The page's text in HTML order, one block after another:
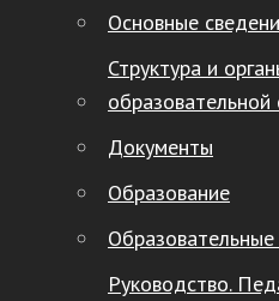
Основные
Структура и
образовательной
Документы
Образование
Руководство.